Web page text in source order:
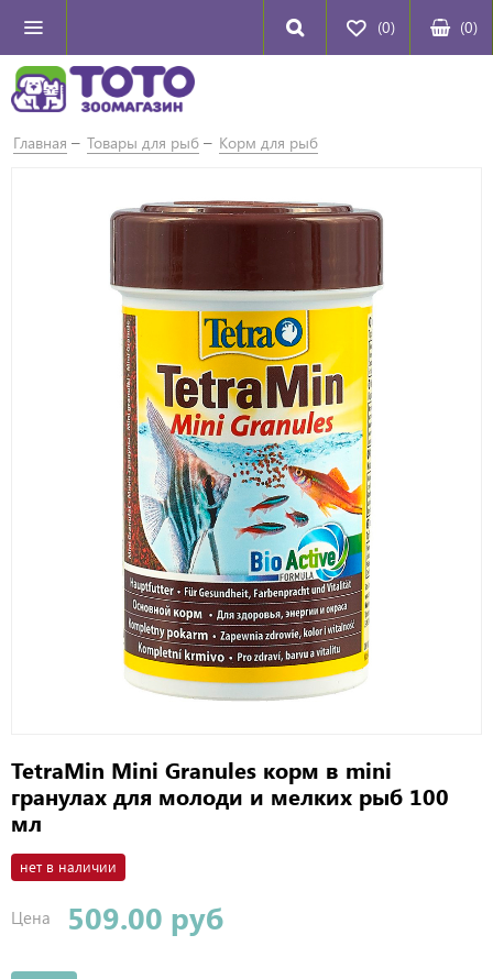
(0) (0)
Главная Товары для рыб Корм для рыб
TetraMin Mini Granules корм в mini
гранулах для молоди и мелких рыб 100
мл
нет в наличии
Цена 509.00 руб